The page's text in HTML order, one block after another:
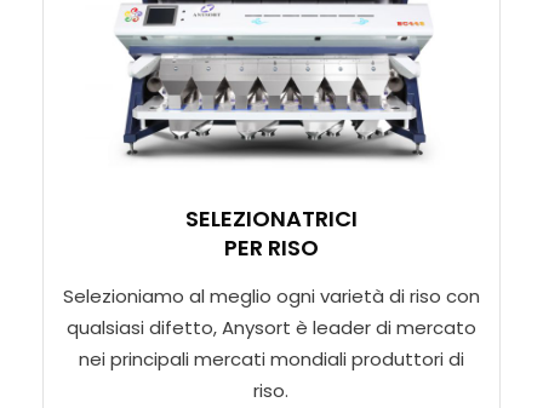
SELEZIONATRICI
PER RISO
Selezioniamo al meglio ogni varietà di riso con
qualsiasi difetto, Anysort è leader di mercato
nei principali mercati mondiali produttori di
riso.